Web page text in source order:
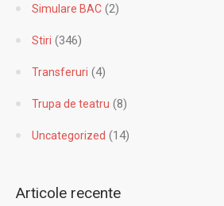
Simulare BAC (2)
Stiri (346)
Transferuri (4)
Trupa de teatru (8)
Uncategorized (14)
Articole recente